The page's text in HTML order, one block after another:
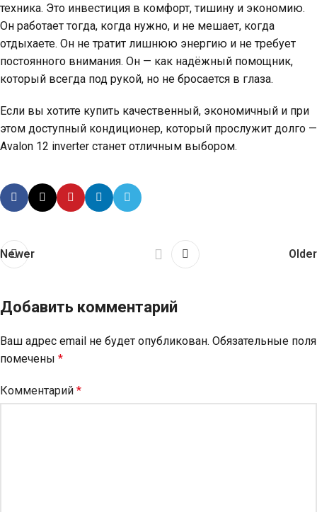
техника. Это инвестиция в комфорт, тишину и экономию.
Он работает тогда, когда нужно, и не мешает, когда
отдыхаете. Он не тратит лишнюю энергию и не требует
постоянного внимания. Он — как надёжный помощник,
который всегда под рукой, но не бросается в глаза.
Если вы хотите купить качественный, экономичный и при
этом доступный кондиционер, который прослужит долго —
Avalon 12 inverter станет отличным выбором.
Newer Older
Добавить комментарий
Ваш адрес email не будет опубликован. Обязательные поля
помечены *
Комментарий *